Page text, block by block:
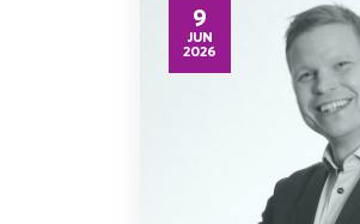
9
JUN
2026